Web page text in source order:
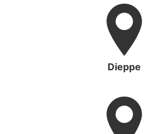
Dieppe